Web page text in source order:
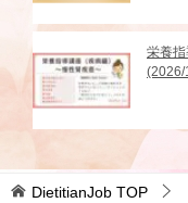
栄養
(2026/
DietitianJob TOP